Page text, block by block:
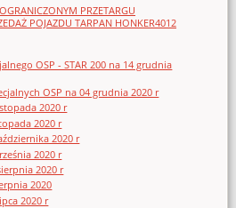
PRZETARGU
POJAZDU TARPAN HONKER4012
OSP - STAR 200 na 14 grudnia
OSP na 04 grudnia 2020 r
2020 r
2020 r
2020 r
2020 r
2020 r
2020
2020 r